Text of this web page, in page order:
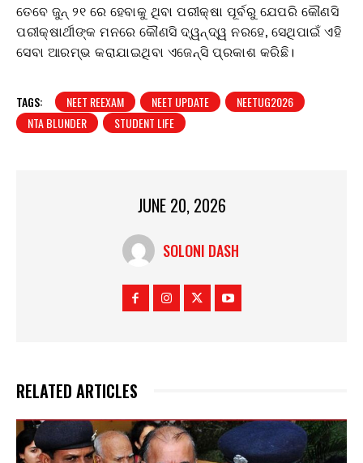
ତେବେ ଜୁନ୍ ୨୧ ରେ ହେବାକୁ ଥିବା ପରୀକ୍ଷା ପୂର୍ବରୁ ଯେପରି କୌଣସି
ପରୀକ୍ଷାର୍ଥୀଙ୍କ ମନରେ କୌଣସି ଦ୍ୱନ୍ଦ୍ୱ ନରହେ, ସେଥିପାଇଁ ଏହି
ସେବା ଆରମ୍ଭ କରାଯାଇଥିବା ଏଜେନ୍ସି ପ୍ରକାଶ କରିଛି।
TAGS: NEET REEXAM NEET UPDATE
NEETUG2026
NTA BLUNDER
STUDENT LIFE
JUNE 20, 2026
SOLONI DASH
RELATED ARTICLES